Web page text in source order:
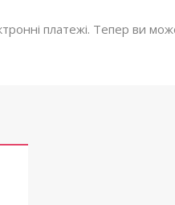
платежі. Тепер ви